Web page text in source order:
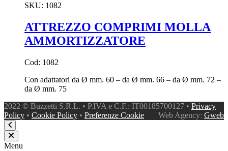
SKU: 1082
ATTREZZO COMPRIMI MOLLA
AMMORTIZZATORE
Cod: 1082
Con adattatori da Ø mm. 60 – da Ø mm. 66 – da Ø mm. 72 –
da Ø mm. 75
2022 © Buzzetti S.R.L. • P.IVA e C.F.: IT00185700127 • Privacy
Policy • Cookie Policy • Preferenze Cookie Web Agency: Gweb
Menu